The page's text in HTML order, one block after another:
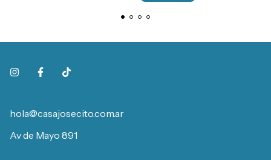
hola@casajosecito.com.ar
Av de Mayo 891